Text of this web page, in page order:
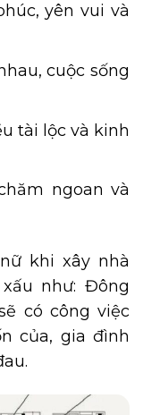
yên vui và
cuộc sống
tài lộc và kinh
ngoan và
khi xây nhà
như: Đông
có công việc
của, gia đình